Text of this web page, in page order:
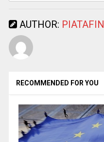
AUTHOR: PIATAFIN
RECOMMENDED FOR YOU